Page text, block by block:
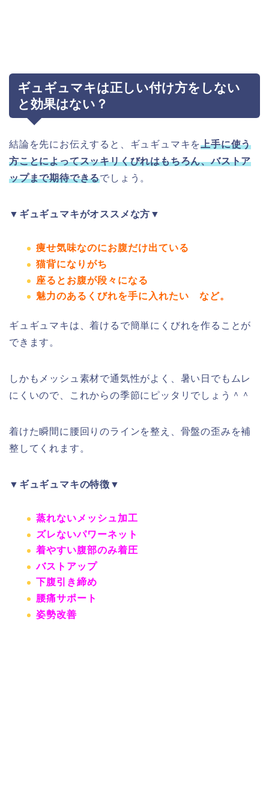
ギュギュマキは正しい付け方をしない
と効果はない？
結論を先にお伝えすると、ギュギュマキを上手に使う
方ことによってスッキリくびれはもちろん、バストア
ップまで期待できるでしょう。
▼ギュギュマキがオススメな方▼
痩せ気味なのにお腹だけ出ている
猫背になりがち
座るとお腹が段々になる
魅力のあるくびれを手に入れたい など。
ギュギュマキは、着けるで簡単にくびれを作ることが
できます。
しかもメッシュ素材で通気性がよく、暑い日でもムレ
にくいので、これからの季節にピッタリでしょう＾＾
着けた瞬間に腰回りのラインを整え、骨盤の歪みを補
整してくれます。
▼ギュギュマキの特徴▼
蒸れないメッシュ加工
ズレないパワーネット
着やすい腹部のみ着圧
バストアップ
下腹引き締め
腰痛サポート
姿勢改善